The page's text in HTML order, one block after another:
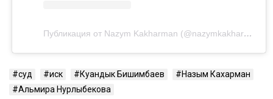
Публикация от Nazym Kakharman (@nazymkakharman)
суд иск Куандык Бишимбаев
Назым Кахарман
Альмира Нурлыбекова